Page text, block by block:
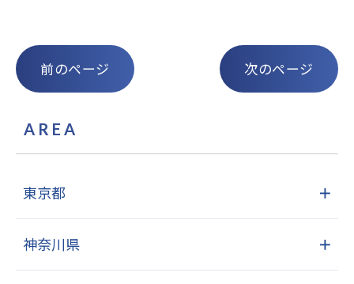
前のページ 次のページ
AREA
東京都 ＋
神奈川県 ＋